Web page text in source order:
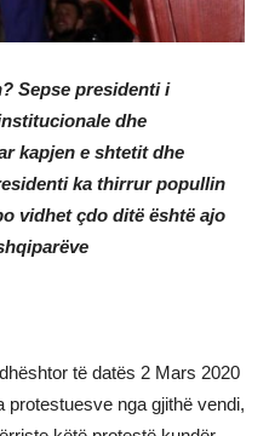
Sepse presidenti i
dhe
kapjen e shtetit dhe
ka thirrur popullin
vidhet çdo ditë është ajo
të datës 2 Mars 2020
protestuesve nga gjithë vendi,